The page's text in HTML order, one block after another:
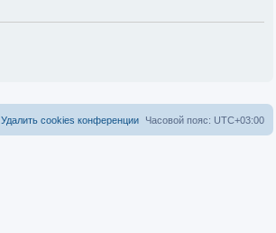
Часовой пояс: UTC+03:00
Удалить cookies конференции